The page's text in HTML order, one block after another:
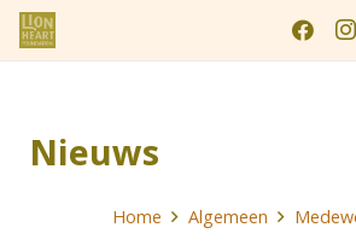
Nieuws
Home Algemeen